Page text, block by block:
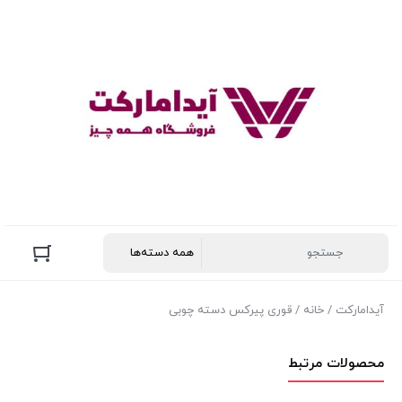
آیدامارکت / خانه / قوری پیرکس دسته چوبی
محصولات مرتبط